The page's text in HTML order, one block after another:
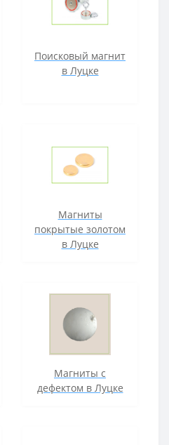
Поисковый магнит
в Луцке
Магниты
покрытые золотом
в Луцке
Магниты с
дефектом в Луцке